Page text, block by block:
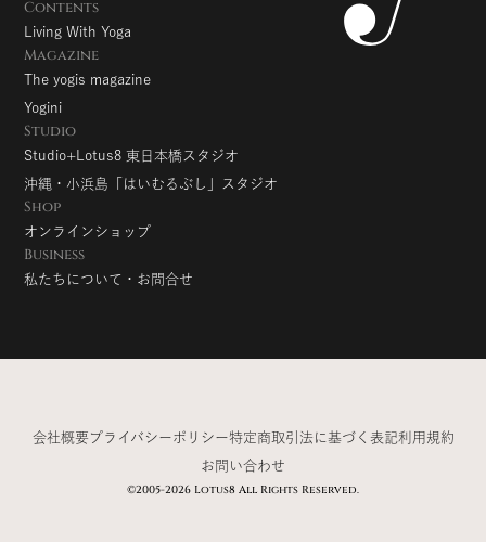
Contents
Living With Yoga
Magazine
The yogis magazine
Yogini
Studio
Studio+Lotus8 東日本橋スタジオ
沖縄・小浜島「はいむるぶし」スタジオ
Shop
オンラインショップ
Business
私たちについて・お問合せ
©2005-2026 Lotus8 All Rights Reserved.
会社概要プライバシーポリシー特定商取引法に基づく表記利用規約
お問い合わせ